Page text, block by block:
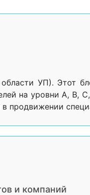
УП). Этот
на уровни A, B,
и компаний